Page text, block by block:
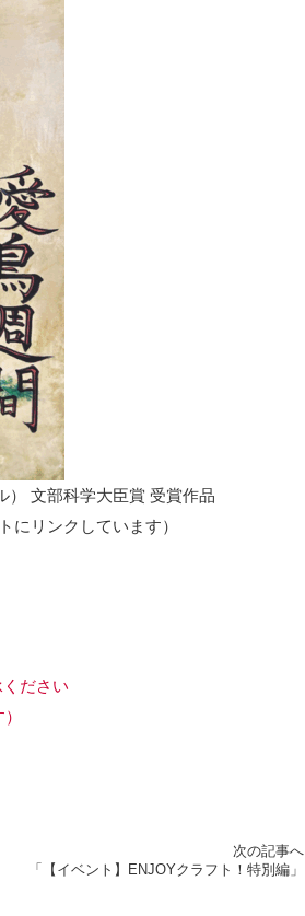
） 文部科学大臣賞 受賞作品
にリンクしています）
ださい
次の記事へ
「【イベント】ENJOYクラフト！特別編」